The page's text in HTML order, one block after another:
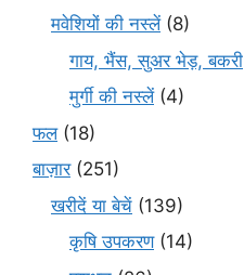
मवेशियों की नस्लें(8)
गाय, भैंस, सुअर भेड़, बकरी
मुर्गी की नस्लें(4)
फल(18)
बाज़ार(251)
खरीदें या बेचें (139)
कृषि उपकरण(14)